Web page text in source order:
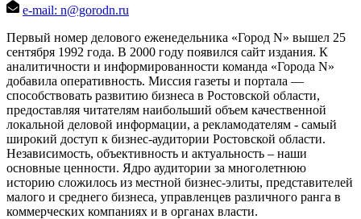
e-mail: n@gorodn.ru
Первый номер делового еженедельника «Город N» вышел 25
сентября 1992 года. В 2000 году появился сайт издания. К
аналитичности и информированности команда «Города N»
добавила оперативность. Миссия газеты и портала —
способствовать развитию бизнеса в Ростовской области,
предоставляя читателям наибольший объем качественной
локальной деловой информации, а рекламодателям - самый
широкий доступ к бизнес-аудитории Ростовской области.
Независимость, объективность и актуальность – наши
основные ценности. Ядро аудитории за многолетнюю
историю сложилось из местной бизнес-элиты, представителей
малого и среднего бизнеса, управленцев различного ранга в
коммерческих компаниях и в органах власти.